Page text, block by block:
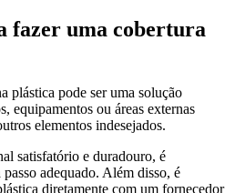
fazer uma cobertura
plástica pode ser uma solução
equipamentos ou áreas externas
elementos indesejados.
satisfatório e duradouro, é
adequado. Além disso, é
diretamente com um fornecedor